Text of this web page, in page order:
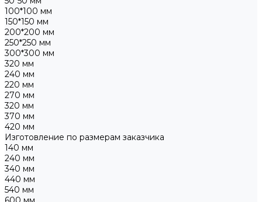
100*100 мм
150*150 мм
200*200 мм
250*250 мм
300*300 мм
320 мм
240 мм
220 мм
270 мм
320 мм
370 мм
420 мм
Изготовление по размерам заказчика
140 мм
240 мм
340 мм
440 мм
540 мм